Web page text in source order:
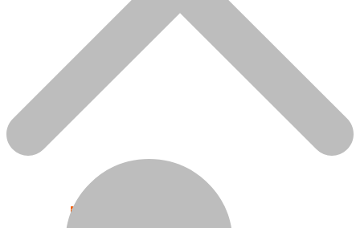
Népszerű!